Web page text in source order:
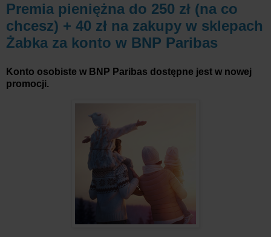
Premia pieniężna do 250 zł (na co
chcesz) + 40 zł na zakupy w sklepach
Żabka za konto w BNP Paribas
Konto osobiste w BNP Paribas dostępne jest w nowej
promocji.